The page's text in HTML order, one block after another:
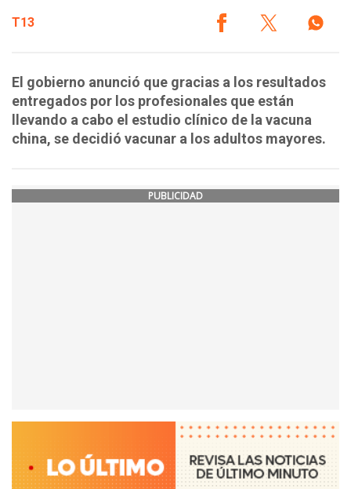
T13
El gobierno anunció que gracias a los resultados
entregados por los profesionales que están
llevando a cabo el estudio clínico de la vacuna
china, se decidió vacunar a los adultos mayores.
PUBLICIDAD